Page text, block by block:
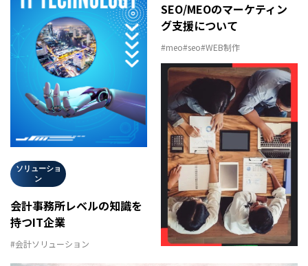
ソリューショ
ン
会計事務所レベルの知識を
持つIT企業
#会計ソリューション
SEO/MEOのマーケティン
グ支援について
#meo#seo#WEB制作